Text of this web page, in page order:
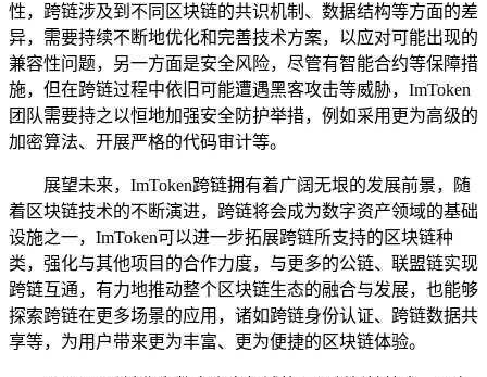
性，跨链涉及到不同区块链的共识机制、数据结构等方面的差
异，需要持续不断地优化和完善技术方案，以应对可能出现的
兼容性问题，另一方面是安全风险，尽管有智能合约等保障措
施，但在跨链过程中依旧可能遭遇黑客攻击等威胁，ImToken
团队需要持之以恒地加强安全防护举措，例如采用更为高级的
加密算法、开展严格的代码审计等。
展望未来，ImToken跨链拥有着广阔无垠的发展前景，随
着区块链技术的不断演进，跨链将会成为数字资产领域的基础
设施之一，ImToken可以进一步拓展跨链所支持的区块链种
类，强化与其他项目的合作力度，与更多的公链、联盟链实现
跨链互通，有力地推动整个区块链生态的融合与发展，也能够
探索跨链在更多场景的应用，诸如跨链身份认证、跨链数据共
享等，为用户带来更为丰富、更为便捷的区块链体验。